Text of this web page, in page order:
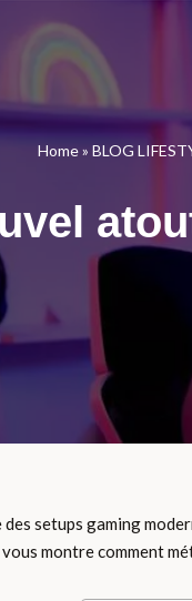
Home» BLOG
setups gaming
montre comment